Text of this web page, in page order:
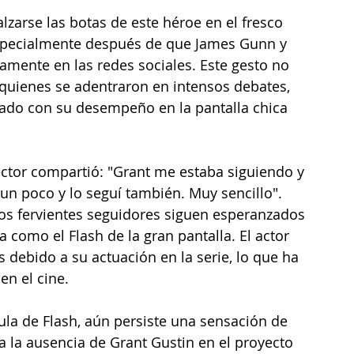
las botas de este héroe en el fresco
después de que James Gunn y
en las redes sociales. Este gesto no
se adentraron en intensos debates,
con su desempeño en la pantalla chica
compartió: "Grant me estaba siguiendo y
poco y lo seguí también. Muy sencillo".
fervientes seguidores siguen esperanzados
el Flash de la gran pantalla. El actor
a su actuación en la serie, lo que ha
el cine.
de Flash, aún persiste una sensación de
ausencia de Grant Gustin en el proyecto